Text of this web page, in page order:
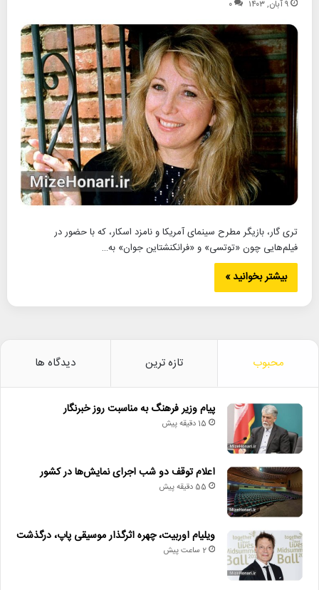
۹ آبان, ۱۴۰۳ ۰
تری گار، بازیگر مطرح سینمای آمریکا و نامزد اسکار، که با حضور در
فیلم‌هایی چون «توتسی» و «فرانکنشتاین جوان» به…
بیشتر بخوانید »
محبوب تازه ترین دیدگاه ها
پیام وزیر فرهنگ به مناسبت روز خبرنگار
15 دقیقه پیش
اعلام توقف دو شب اجرای نمایش‌ها در کشور
55 دقیقه پیش
ویلیام اوربیت، چهره اثرگذار موسیقی پاپ، درگذشت
2 ساعت پیش